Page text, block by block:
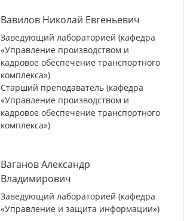
Вавилов Николай Евгеньевич
Заведующий лабораторией (кафедра
«Управление производством и
кадровое обеспечение транспортного
комплекса»)
Старший преподаватель (кафедра
«Управление производством и
кадровое обеспечение транспортного
комплекса»)
Ваганов Александр
Владимирович
Заведующий лабораторией (кафедра
«Управление и защита информации»)